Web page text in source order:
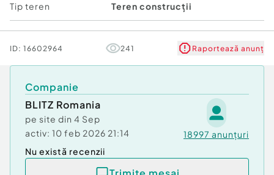
Tip teren Teren construcții
ID: 16602964 241 Raportează anunț
Companie
BLITZ Romania
pe site din 4 Sep
activ: 10 feb 2026 21:14 18997 anunțuri
Nu există recenzii